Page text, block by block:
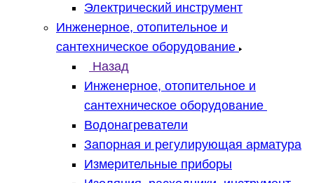
Электрический инструмент
Инженерное, отопительное и
сантехническое оборудование
Назад
Инженерное, отопительное и
сантехническое оборудование
Водонагреватели
Запорная и регулирующая арматура
Измерительные приборы